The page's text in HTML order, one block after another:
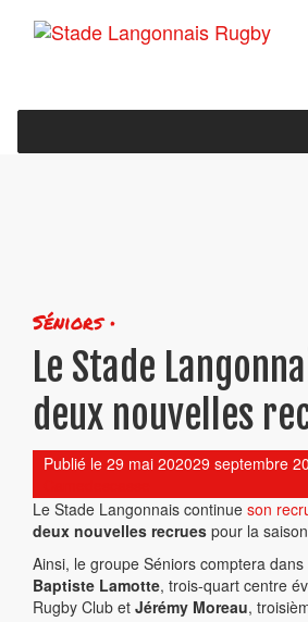
Séniors •
Le Stade
deux nouvelles
Publié le 29 mai 202029 septembre
Le Stade Langonnais continue son
deux nouvelles recrues pour la
Ainsi, le groupe Séniors comptera
Baptiste Lamotte, trois-quart centre
Rugby Club et Jérémy Moreau,